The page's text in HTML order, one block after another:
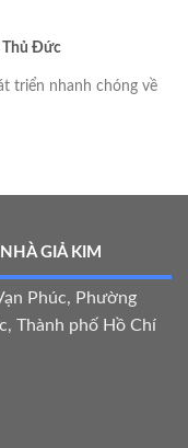
Thủ Đức
triển nhanh chóng về
GIẢ KIM
Phúc, Phường
Thành phố Hồ Chí